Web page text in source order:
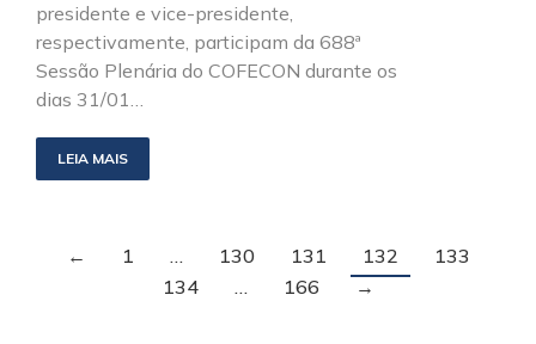
presidente e vice-presidente,
respectivamente, participam da 688ª
Sessão Plenária do COFECON durante os
dias 31/01…
LEIA MAIS
← 1 … 130 131 132
133
134
… 166 →